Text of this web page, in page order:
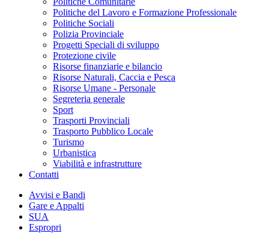
Politiche del Lavoro e Formazione Professionale
Politiche Sociali
Polizia Provinciale
Progetti Speciali di sviluppo
Protezione civile
Risorse finanziarie e bilancio
Risorse Naturali, Caccia e Pesca
Risorse Umane - Personale
Segreteria generale
Sport
Trasporti Provinciali
Trasporto Pubblico Locale
Turismo
Urbanistica
Viabilità e infrastrutture
Contatti
Avvisi e Bandi
Gare e Appalti
SUA
Espropri